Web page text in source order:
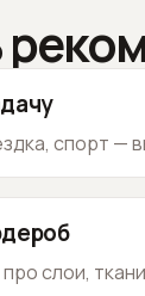
спорт —
слои,